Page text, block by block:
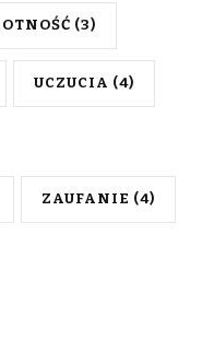
(3)
UCZUCIA (4)
ZAUFANIE (4)